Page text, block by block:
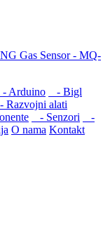
Gas Sensor - MQ-
- Arduino
- Bigl
Razvojni alati
- Senzori
-
O nama Kontakt